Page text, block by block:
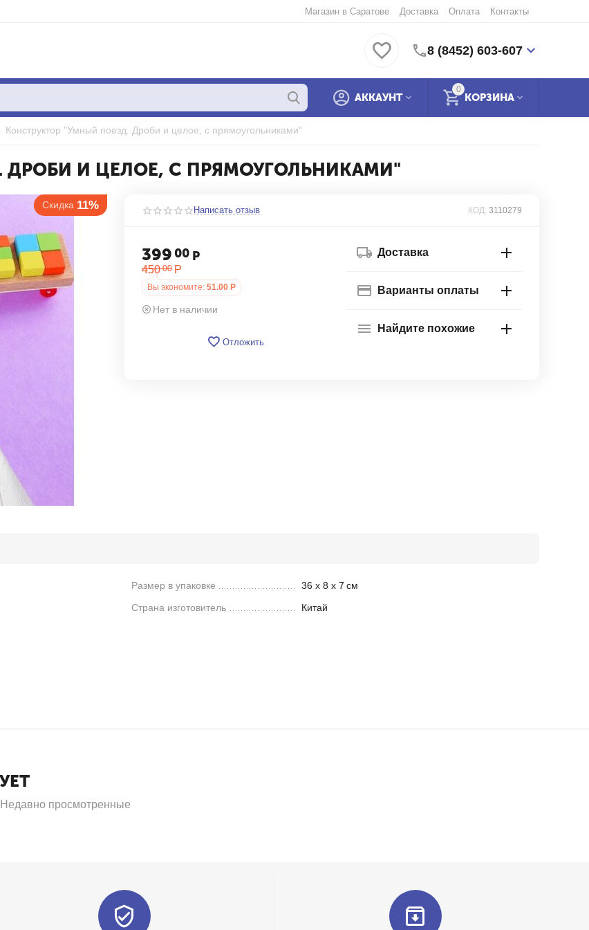
Магазин в Саратове Доставка Оплата Контакты
8 (8452) 603-607
0
КОРЗИНА
АККАУНТ
Конструктор "Умный поезд. Дроби и целое, с прямоугольниками"
И ЦЕЛОЕ, С ПРЯМОУГОЛЬНИКАМИ"
11%
Написать отзыв КОД: 3110279
399 00 Р
450 00 Р
Вы экономите: 51.00 Р
Нет в наличии
Отложить
Доставка
Варианты оплаты
Найдите похожие
Размер в упаковке 36 х 8 х 7 см
Страна изготовитель
Китай
Недавно просмотренные